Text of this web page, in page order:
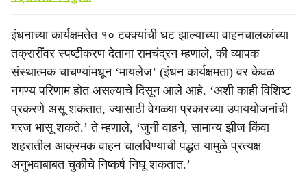
इंधनाच्या कार्यक्षमतेत १० टक्क्यांची घट झाल्याच्या वाहनचालकांच्या
तक्रारींवर स्पष्टीकरण देताना रामचंद्रन म्हणाले, की व्यापक
संस्थात्मक चाचण्यांमधून ‘मायलेज’ (इंधन कार्यक्षमता) वर केवळ
नगण्य परिणाम होत असल्याचे दिसून आले आहे. ‘अशी काही विशिष्ट
प्रकरणे असू शकतात, ज्यासाठी वेगळ्या प्रकारच्या उपाययोजनांची
गरज भासू शकते.’ ते म्हणाले, ‘जुनी वाहने, सामान्य झीज किंवा
शहरातील आक्रमक वाहन चालविण्याची पद्धत यामुळे प्रत्यक्ष
अनुभवाबाबत चुकीचे निष्कर्ष निघू शकतात.’